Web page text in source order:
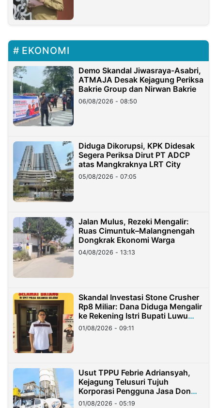
EKONOMI
Demo Skandal Jiwasraya-Asabri,
ATMAJA Desak Kejagung Periksa
Bakrie Group dan Nirwan Bakrie
06/08/2026 - 08:50
Diduga Dikorupsi, KPK Didesak
Segera Periksa Dirut PT ADCP
atas Mangkraknya LRT City
05/08/2026 - 07:05
Jalan Mulus, Rezeki Mengalir:
Ruas Cimuntuk–Malangnengah
Dongkrak Ekonomi Warga
04/08/2026 - 13:13
Skandal Investasi Stone Crusher
Rp8 Miliar: Dana Diduga Mengalir
ke Rekening Istri Bupati Luwu
Timur
01/08/2026 - 09:11
Usut TPPU Febrie Adriansyah,
Kejagung Telusuri Tujuh
Korporasi Pengguna Jasa Don
Ritto
01/08/2026 - 05:19